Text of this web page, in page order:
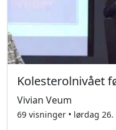
Kolesterolnivået
Vivian Veum
69 visninger • lørdag